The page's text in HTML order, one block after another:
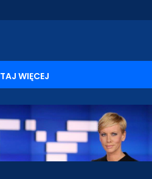
WIĘCEJ